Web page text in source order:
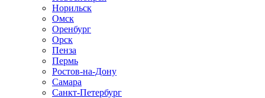
Норильск
Омск
Оренбург
Орск
Пенза
Пермь
Ростов-на-Дону
Самара
Санкт-Петербург